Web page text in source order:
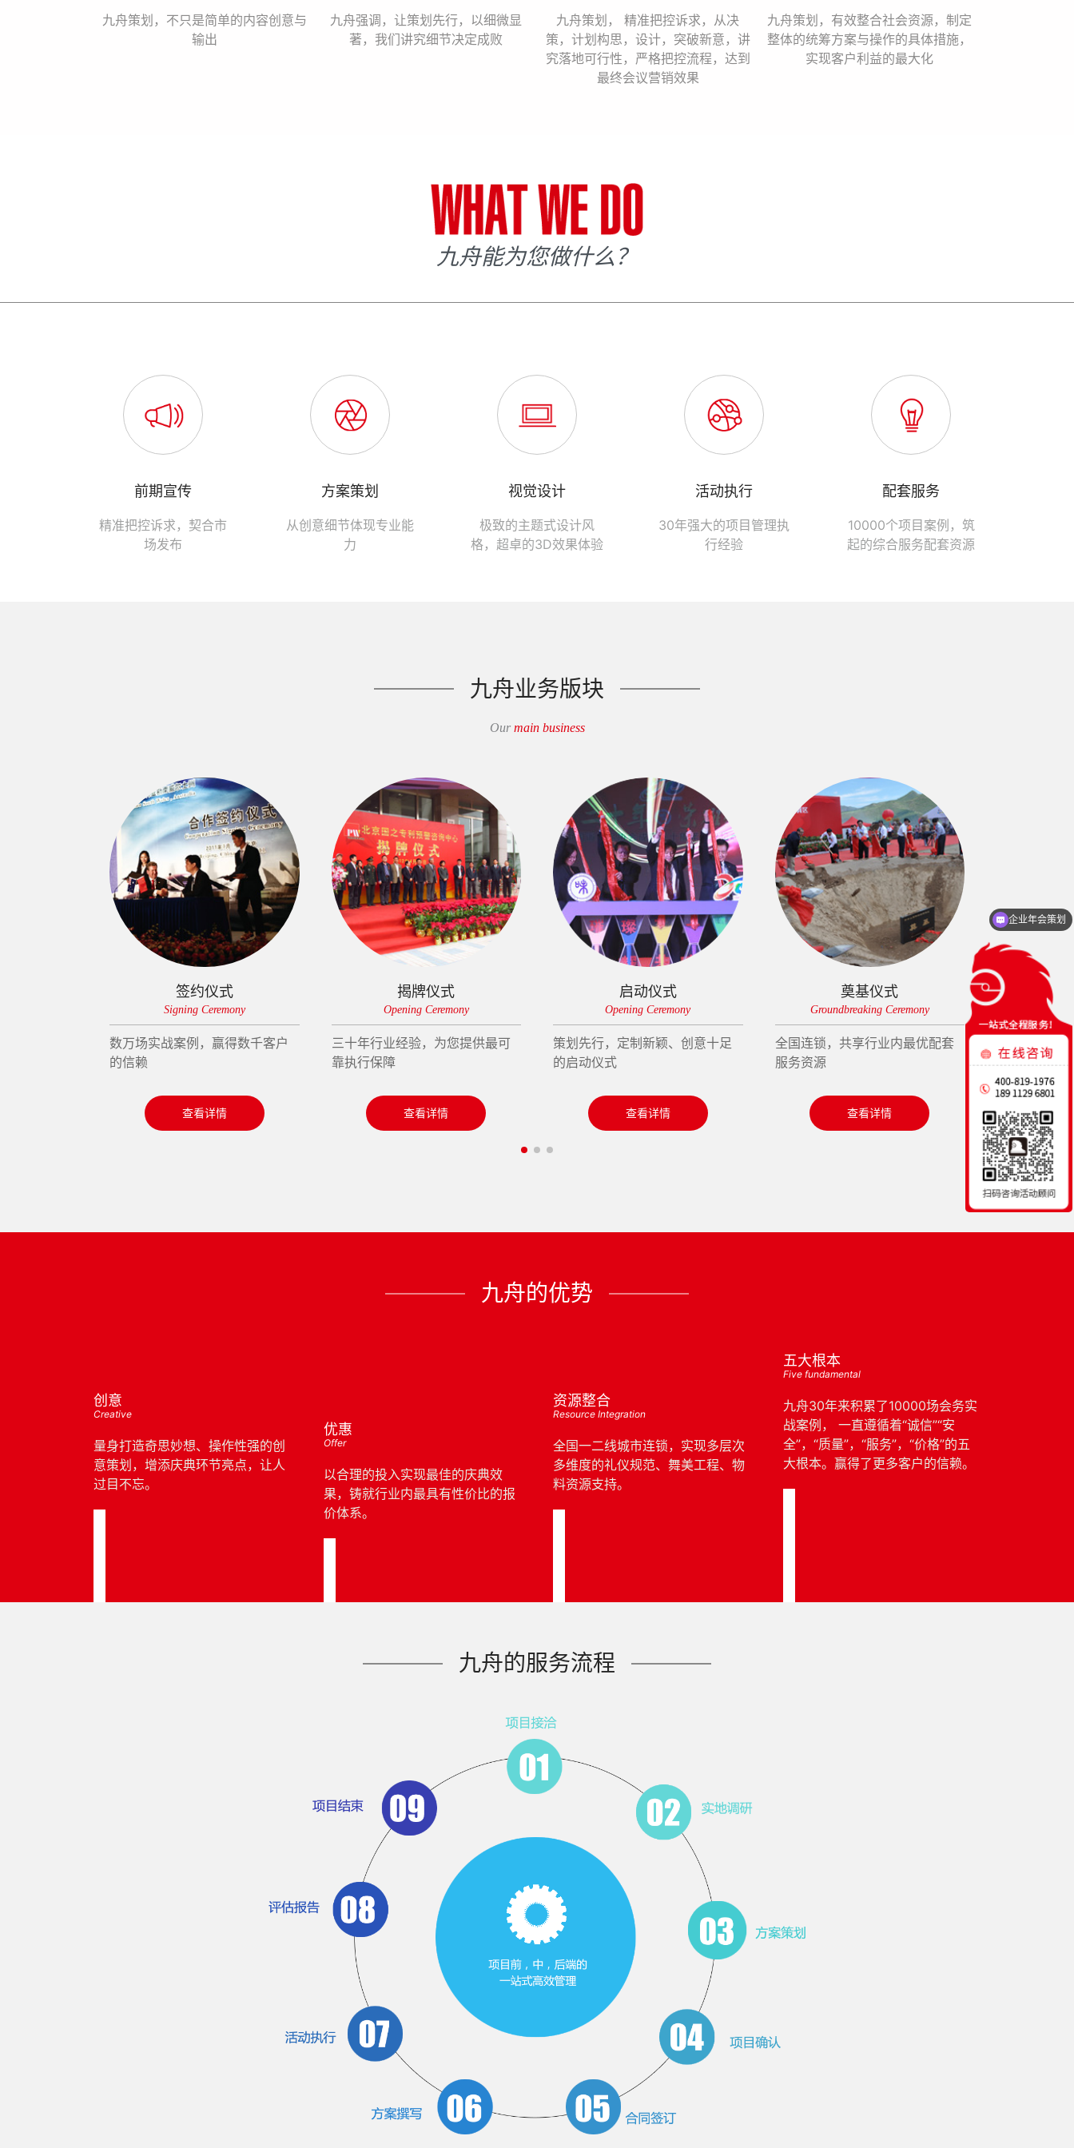
九舟策划，不只是简单的内容创意与
输出
九舟强调，让策划先行，以细微显
著，我们讲究细节决定成败
九舟策划， 精准把控诉求，从决
策，计划构思，设计，突破新意，讲
究落地可行性，严格把控流程，达到
最终会议营销效果
九舟策划，有效整合社会资源，制定
整体的统筹方案与操作的具体措施，
实现客户利益的最大化
九舟能为您做什么？
前期宣传
精准把控诉求，契合市
场发布
方案策划
从创意细节体现专业能
力
视觉设计
极致的主题式设计风
格，超卓的3D效果体验
活动执行
30年强大的项目管理执
行经验
配套服务
10000个项目案例，筑
起的综合服务配套资源
九舟业务版块
Our main business
签约仪式
Signing Ceremony
数万场实战案例，赢得数千客户
的信赖
查看详情
揭牌仪式
Opening Ceremony
三十年行业经验，为您提供最可
靠执行保障
查看详情
启动仪式
Opening Ceremony
策划先行，定制新颖、创意十足
的启动仪式
查看详情
奠基仪式
Groundbreaking Ceremony
全国连锁，共享行业内最优配套
服务资源
查看详情
以合理的投
果
九舟的优势
创意
Creative
量身打造奇思妙想、操作性强的创
意策划，增添庆典环节亮点，让人
过目不忘。
优惠
Offer
以合理的投入实现最佳的庆典效
果，铸就行业内最具有性价比的报
价体系。
资源整合
Resource Integration
全国一二线城市连锁，实现多层次
多维度的礼仪规范、舞美工程、物
料资源支持。
五大根本
Five fundamental
九舟30年来积累了10000场会务实
战案例， 一直遵循着“诚信”“安
全”，“质量”，“服务”，“价格”的五
大根本。赢得了更多客户的信赖。
九舟的服务流程
启动仪式策划